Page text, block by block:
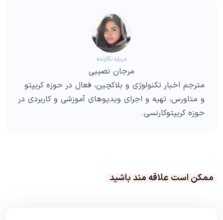
درباره نگارنده
مرجان نصیبی
مترجم اخبار تکنولوژی و بلاکچین، فعال در حوزه کریپتو
و متاورس، تهیه و اجرای ویدیوهای آموزشی و کاربردی در
حوزه کریپتوکارنسی.
ممکن است علاقه مند باشید